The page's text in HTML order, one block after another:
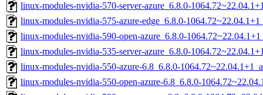
linux-modules-nvidia-570-server-azure_6.8.0-
linux-modules-nvidia-575-azure-edge_6.8.0-
linux-modules-nvidia-590-open-azure_6.8.0-
linux-modules-nvidia-535-server-azure_6.8.0-
linux-modules-nvidia-550-azure-6.8_6.8.0-
linux-modules-nvidia-550-open-azure-6.8_6.8.0-